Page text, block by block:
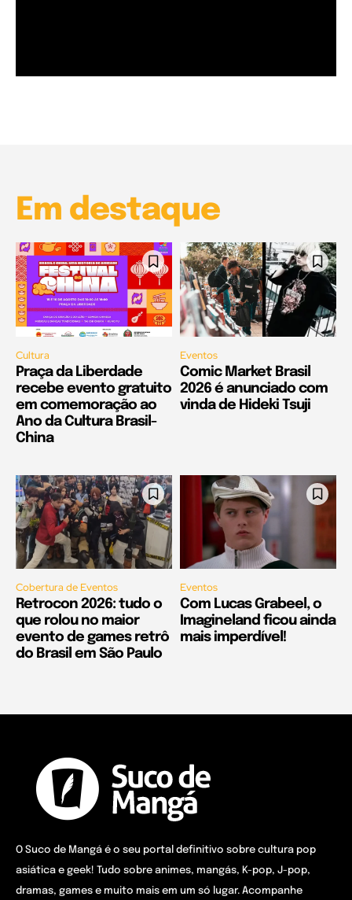
Em destaque
Cultura
Praça da Liberdade
recebe evento gratuito
em comemoração ao
Ano da Cultura Brasil-
China
Eventos
Comic Market Brasil
2026 é anunciado com
vinda de Hideki Tsuji
Cobertura de Eventos
Retrocon 2026: tudo o
que rolou no maior
evento de games retrô
do Brasil em São Paulo
Eventos
Com Lucas Grabeel, o
Imagineland ficou ainda
mais imperdível!
O Suco de Mangá é o seu portal definitivo sobre cultura pop
asiática e geek! Tudo sobre animes, mangás, K-pop, J-pop,
dramas, games e muito mais em um só lugar. Acompanhe